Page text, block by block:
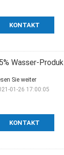
KONTAKT
Wasser-
KONTAKT
Sie weiter
01-26 17:00:05